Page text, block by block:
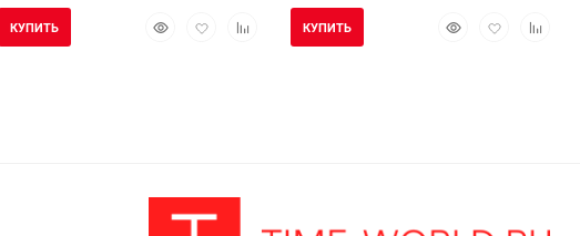
БыстрыйДобавитьДобавить
КУПИТЬ
БыстрыйДобавить
КУПИТЬ